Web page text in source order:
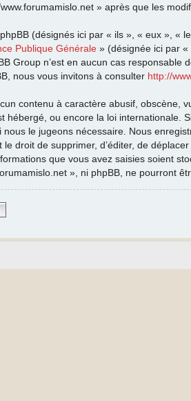
» après que les
(désignés ici par « ils », « eux », «
Publique Générale » (désignée ici par
Group n’est en aucun cas
nous vous invitons à consulter http://
contenu à caractère abusif, obscène,
hébergé, ou encore la loi
nous le jugeons nécessaire. Nous
droit de supprimer, d’éditer, de
que vous avez saisies soient
», ni phpBB, ne pourront